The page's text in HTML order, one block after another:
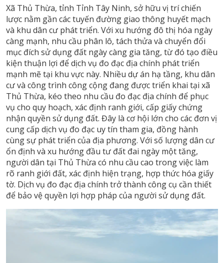
Xã Thủ Thừa, tỉnh Tỉnh Tây Ninh, sở hữu vị trí chiến
lược nằm gần các tuyến đường giao thông huyết mạch
và khu dân cư phát triển. Với xu hướng đô thị hóa ngày
càng mạnh, nhu cầu phân lô, tách thửa và chuyển đổi
mục đích sử dụng đất ngày càng gia tăng, từ đó tạo điều
kiện thuận lợi để dịch vụ đo đạc địa chính phát triển
mạnh mẽ tại khu vực này. Nhiều dự án hạ tầng, khu dân
cư và công trình công cộng đang được triển khai tại xã
Thủ Thừa, kéo theo nhu cầu đo đạc địa chính để phục
vụ cho quy hoạch, xác định ranh giới, cấp giấy chứng
nhận quyền sử dụng đất. Đây là cơ hội lớn cho các đơn vị
cung cấp dịch vụ đo đạc uy tín tham gia, đồng hành
cùng sự phát triển của địa phương. Với số lượng dân cư
ổn định và xu hướng đầu tư đất đai ngày một tăng,
người dân tại Thủ Thừa có nhu cầu cao trong việc làm
rõ ranh giới đất, xác định hiện trạng, hợp thức hóa giấy
tờ. Dịch vụ đo đạc địa chính trở thành công cụ cần thiết
để bảo vệ quyền lợi hợp pháp của người sử dụng đất.